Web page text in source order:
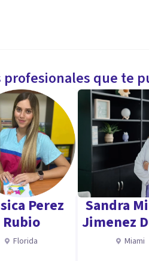
profesionales que te
Perez
Rubio
Florida
Sandra
Jimenez
Miami